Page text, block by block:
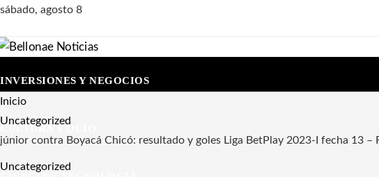
sábado, agosto 8
INVERSIONES Y NEGOCIOS
CULTURA Y OCIO
Inicio
Uncategorized
júnior contra Boyacá Chicó: resultado y goles Liga BetPlay 2023-I fecha 13
Uncategorized